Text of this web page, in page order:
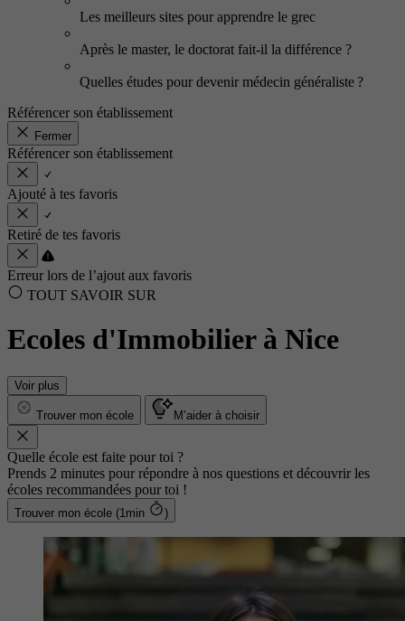
Les meilleurs sites pour apprendre le grec
Après le master, le doctorat fait-il la différence ?
Quelles études pour devenir médecin généraliste ?
Référencer son établissement
Fermer
Référencer son établissement
Ajouté à tes favoris
Retiré de tes favoris
Erreur lors de l’ajout aux favoris
TOUT SAVOIR SUR
Ecoles d'Immobilier à Nice
Voir plus
Trouver mon école M’aider à choisir
Quelle école est faite pour toi ?
Prends 2 minutes pour répondre à nos questions et découvrir les
écoles recommandées pour toi !
Trouver mon école (1min )